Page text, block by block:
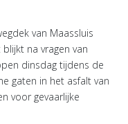
van Maassluis
na vragen van
dinsdag tijdens de
gaten in het asfalt van
voor gevaarlijke